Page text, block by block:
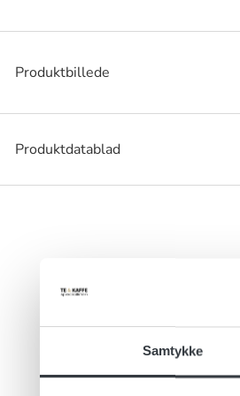
Samtykke
Produktbillede
Produktdatablad